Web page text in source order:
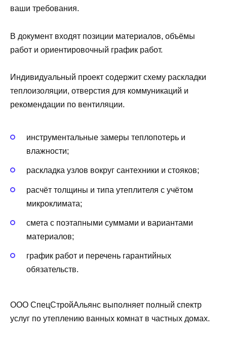
ваши требования.
В документ входят позиции материалов, объёмы
работ и ориентировочный график работ.
Индивидуальный проект содержит схему раскладки
теплоизоляции, отверстия для коммуникаций и
рекомендации по вентиляции.
инструментальные замеры теплопотерь и
влажности;
раскладка узлов вокруг сантехники и стояков;
расчёт толщины и типа утеплителя с учётом
микроклимата;
смета с поэтапными суммами и вариантами
материалов;
график работ и перечень гарантийных
обязательств.
ООО СпецСтройАльянс выполняет полный спектр
услуг по утеплению ванных комнат в частных домах.